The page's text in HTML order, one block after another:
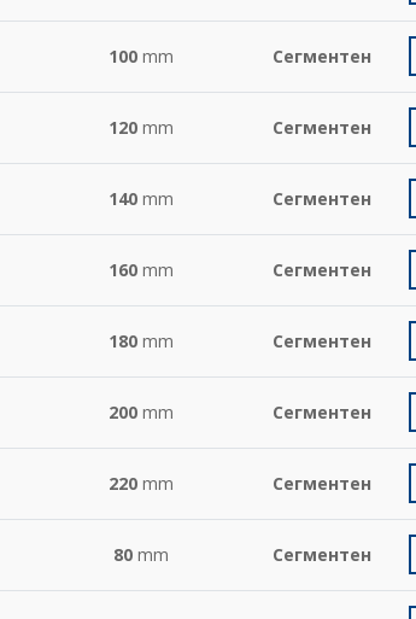
100 mm Сегментен
120 mm Сегментен
140 mm Сегментен
160 mm Сегментен
180 mm Сегментен
200 mm Сегментен
220 mm Сегментен
80 mm Сегментен